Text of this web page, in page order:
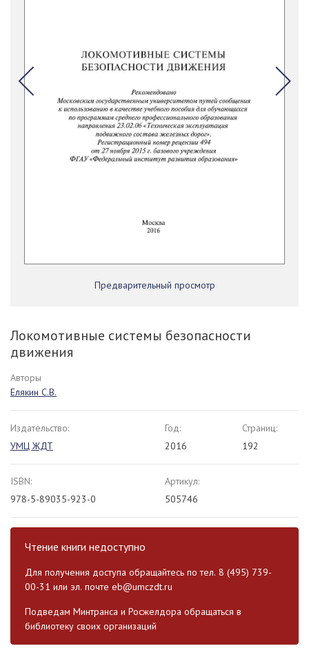
Предварительный просмотр
Локомотивные системы безопасности
движения
Авторы
Елякин С.В.
Издательство:
УМЦ ЖДТ
Год:
2016
Страниц:
192
ISBN:
978-5-89035-923-0
Артикул:
505746
Чтение книги недоступно
Для получения доступа обращайтесь по тел. 8 (495) 739-
00-31 или эл. почте eb@umczdt.ru
Подведам Минтранса и Росжелдора обращаться в
библиотеку своих организаций